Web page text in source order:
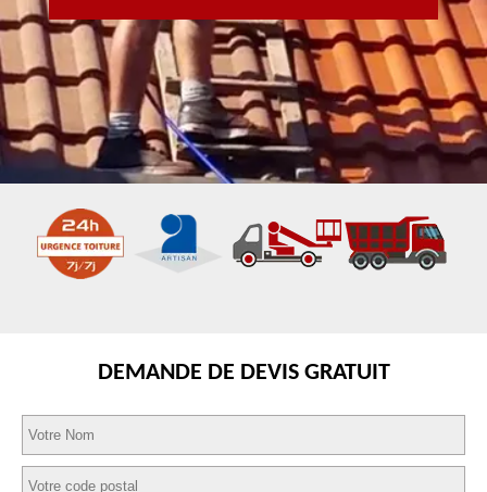
DEMANDE DE DEVIS GRATUIT